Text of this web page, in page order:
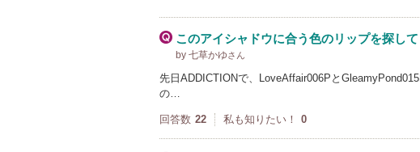
このアイシャドウに合う色のリップを探し
by 七草かゆさん
先日ADDICTIONで、LoveAffair006Pと
の…
回答数 22 私も知りたい！ 0